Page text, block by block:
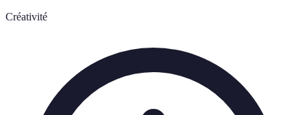
Créativité